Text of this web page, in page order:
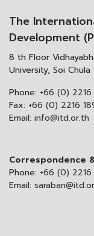
The
Development
8 th Floor
University, Soi
Phone: +66 (0)
Fax: +66 (0) 2216
Email: info@itd.or.th
Correspondence
Phone: +66 (0)
Email: